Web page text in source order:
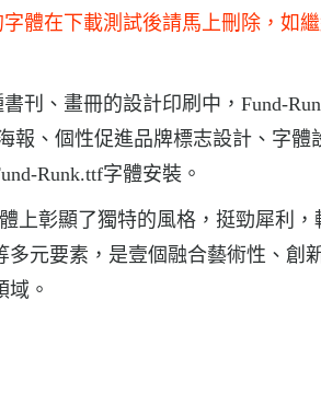
體在下載測試後請馬上刪除，如
刊、畫冊的設計印刷中，Fund-
報、個性促進品牌標志設計、字體
Runk.ttf字體安裝。
上彰顯了獨特的風格，挺勁犀利，
元要素，是壹個融合藝術性、創
。